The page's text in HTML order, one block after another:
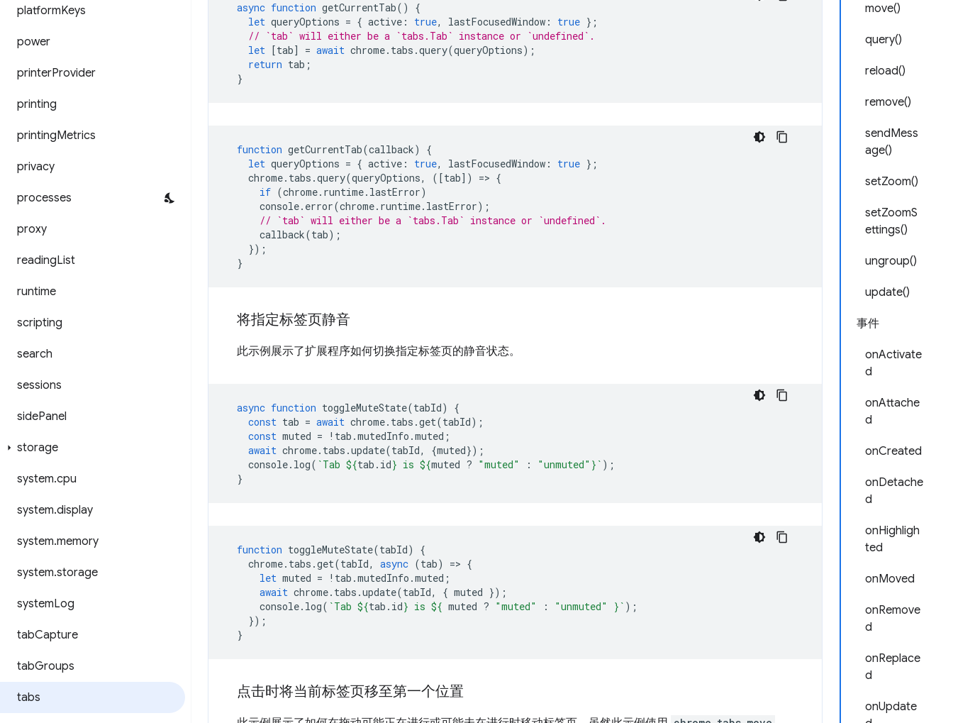
platformKeys
power
printerProvider
printing
printingMetrics
privacy
processes
proxy
readingList
runtime
scripting
search
sessions
sidePanel
storage
system.cpu
system.display
system.memory
system.storage
systemLog
tabCapture
tabGroups
tabs
move()
query()
reload()
remove()
sendMess
age()
setZoom()
setZoomS
ettings()
ungroup()
update()
事件
onActivate
d
onAttache
d
onCreated
onDetache
d
onHighligh
ted
onMoved
onRemove
d
onReplace
d
onUpdate
async function getCurrentTab()
{
let queryOptions = { active : true, lastFocusedWindow : true };
// `tab` will either be a `tabs.Tab` instance or `undefined`.
let [tab] = await chrome. tabs .query(queryOptions);
return tab ;
}
function getCurrentTab(callback)
{
let queryOptions = { active : true, lastFocusedWindow : true };
chrome. tabs .query(queryOptions, ([tab]) => {
if (chrome. runtime. lastError)
console. error(chrome. runtime. lastError);
// `tab` will either be a `tabs.Tab` instance or `undefined`.
callback(tab);
});
}
将指定标签页静音
此示例展示了扩展程序如何切换指定标签页的静音状态。
async function toggleMuteState(tabId)
{
const tab = await chrome. tabs .get(tabId);
const muted = ! tab .mutedInfo .muted ;
await chrome. tabs .update(tabId, {muted});
console. log( `Tab ${tab . id} is ${muted ? "muted" : "unmuted" } ` );
}
function toggleMuteState(tabId)
{
chrome. tabs .get(tabId, async (tab) => {
let muted = ! tab .mutedInfo .muted ;
await chrome. tabs .update(tabId, { muted });
console. log( `Tab ${tab . id} is ${ muted ? "muted" : "unmuted" } ` );
});
}
点击时将当前标签页移至第一个位置